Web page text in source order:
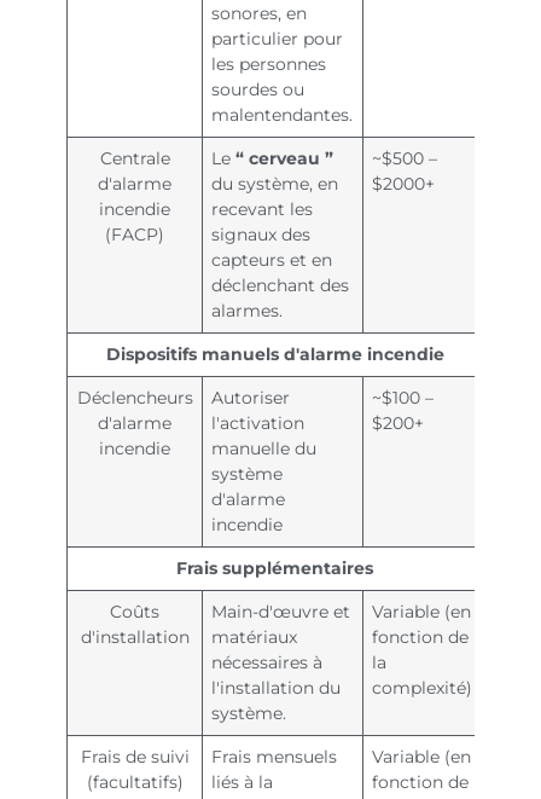
sonores, en
particulier pour
les personnes
sourdes ou
malentendantes.
Centrale
d'alarme
incendie
(FACP)
Le“ cerveau ”
du système, en
recevant les
signaux des
capteurs et en
déclenchant des
alarmes.
~$500 –
$2000+
Dispositifs manuels d'alarme incendie
Déclencheurs
d'alarme
incendie
Autoriser
l'activation
manuelle du
système
d'alarme
incendie
~$100 –
$200+
Frais supplémentaires
Coûts
d'installation
Main-d'œuvre et
matériaux
nécessaires à
l'installation du
système.
Variable (en
fonction de
la
complexité)
Frais de suivi
(facultatifs)
Frais mensuels
liés à la
Variable (en
fonction de